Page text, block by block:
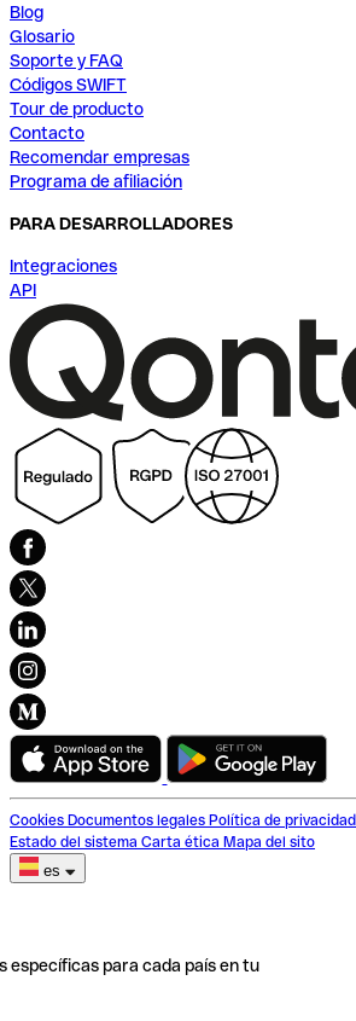
Blog
Glosario
Soporte y FAQ
Códigos SWIFT
Tour de producto
Contacto
Recomendar empresas
Programa de afiliación
PARA DESARROLLADORES
Integraciones
API
Cookies Documentos legales Política de privacidad
Estado del sistema Carta ética Mapa del sito
es
específicas para cada país en tu